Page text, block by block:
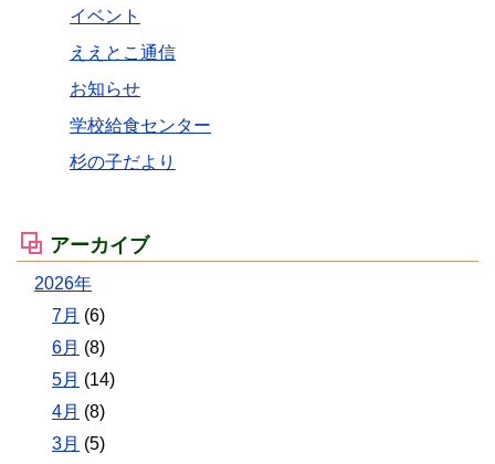
イベント
ええとこ通信
お知らせ
学校給食センター
杉の子だより
アーカイブ
2026年
7月 (6)
6月 (8)
5月 (14)
4月 (8)
3月 (5)